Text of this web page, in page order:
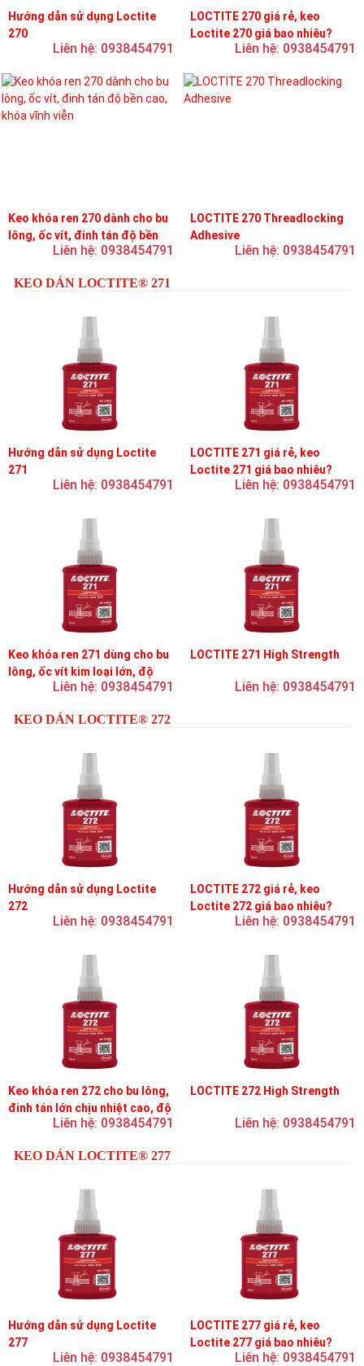
Hướng dẫn sử dụng Loctite
270
Liên hệ: 0938454791
LOCTITE 270 giá rẻ, keo
Loctite 270 giá bao nhiêu?
Liên hệ: 0938454791
Keo khóa ren 270 dành cho bu
lông, ốc vít, đinh tán độ bền
cao, khóa vĩnh viễn
Liên hệ: 0938454791
LOCTITE 270 Threadlocking
Adhesive
Liên hệ: 0938454791
KEO DÁN LOCTITE® 271
Hướng dẫn sử dụng Loctite
271
Liên hệ: 0938454791
LOCTITE 271 giá rẻ, keo
Loctite 271 giá bao nhiêu?
Liên hệ: 0938454791
Keo khóa ren 271 dùng cho bu
lông, ốc vít kim loại lớn, độ
nhớt thấp, độ bền cao
Liên hệ: 0938454791
LOCTITE 271 High Strength
Liên hệ: 0938454791
KEO DÁN LOCTITE® 272
Hướng dẫn sử dụng Loctite
272
Liên hệ: 0938454791
LOCTITE 272 giá rẻ, keo
Loctite 272 giá bao nhiêu?
Liên hệ: 0938454791
Keo khóa ren 272 cho bu lông,
đinh tán lớn chịu nhiệt cao, độ
bền cao, độ nhớt trung bình
Liên hệ: 0938454791
LOCTITE 272 High Strength
Liên hệ: 0938454791
KEO DÁN LOCTITE® 277
Hướng dẫn sử dụng Loctite
277
Liên hệ: 0938454791
LOCTITE 277 giá rẻ, keo
Loctite 277 giá bao nhiêu?
Liên hệ: 0938454791